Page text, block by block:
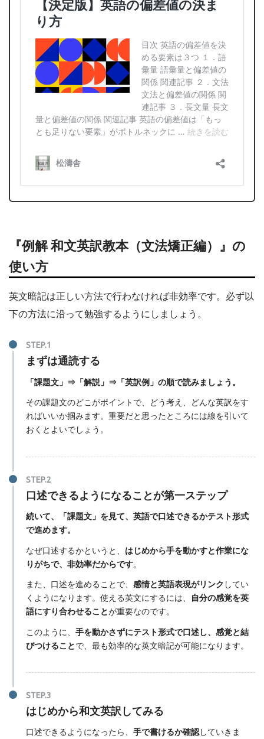
『例解 和文英訳教本（文法矯正編）』の
使い方
英文暗記は正しい方法で行わなければ非効率です。必ず以
下の方法に沿って勉強するようにしましょう。
まずは通読する
「課題文」⇒「解説」⇒「英訳例」の順で読みましょう。
その課題文のどこがポイントで、どう考え、どんな英訳をす
ればいいか掴みます。重要だと思ったところには線を引いて
おくとよいでしょう。
口述できるようになることが第一ステップ
続いて、「課題文」を見て、英語で口述できるかテスト形式
で進めます。
なぜ口述するかというと、 はじめから手を動かすと作業にな
りがちで、非効率だからです。
また、口述を進めることで、 感情と英語表現がリンク してい
くようになります。使える英文にするには、
自分の感覚を英
語にすり合わせることが重要なのです。
このように、 手を動かさずにテスト形式で口述し、感覚と結
びつけることで、最も効率的な英文暗記が可能になります。
はじめから和文英訳してみる
口述できるようになったら、 手で書けるか確認していきま